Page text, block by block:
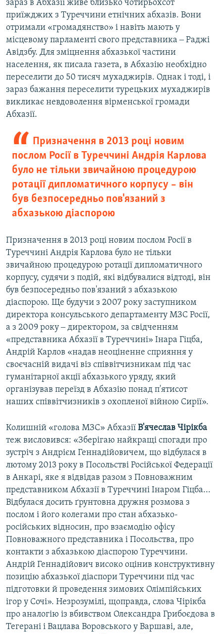
зараз в Абхазії живе близько чотирьохсот
приїжджих з Туреччини етнічних абхазів. Вони
отримали «громадянство» і навіть мають у
місцевому парламенті свого представника ‒ Раджі
Авідзбу. Для зміцнення абхазької частини
населення, як писала газета, в Абхазію необхідно
переселити до 50 тисяч мухаджирів. Однак і тоді, і
зараз бажання переселити турецьких мухаджирів
викликає невдоволення вірменської громади
Абхазії.
Призначення в 2013 році новим
послом Росії в Туреччині Андрія Карлова
було не тільки звичайною процедурою
ротації дипломатичного корпусу – він
був безпосередньо пов'язаний з
абхазькою діаспорою
Призначення в 2013 році новим послом Росії в
Туреччині Андрія Карлова було не тільки
звичайною процедурою ротації дипломатичного
корпусу, судячи з подій, які відбувалися відтоді, він
був безпосередньо пов'язаний з абхазькою
діаспорою. Ще будучи з 2007 року заступником
директора консульського департаменту МЗС Росії,
а з 2009 року ‒ директором, за свідченням
«представника Абхазії в Туреччині» Інара Гіцба,
Андрій Карлов «надав неоціненне сприяння у
своєчасній видачі віз співвітчизникам під час
гуманітарної акції абхазького уряду, який
організував переїзд в Абхазію понад п'ятисот
наших співвітчизників з охопленої війною Сирії».
Колишній «голова МЗС» Абхазії В'ячеслав Чірікба
теж висловився: «Зберігаю найкращі спогади про
зустріч з Андрієм Геннадійовичем, що відбулася в
лютому 2013 року в Посольстві Російської Федерації
в Анкарі, яке я відвідав разом з Повноважним
представником Абхазії в Туреччині Інаром Гіцба...
Відбулася досить ґрунтовна дружня розмова з
послом і його колегами про стан абхазько-
російських відносин, про взаємодію офісу
Повноважного представника і Посольства, про
контакти з абхазькою діаспорою Туреччини.
Андрій Геннадійович високо оцінив конструктивну
позицію абхазької діаспори Туреччини під час
підготовки й проведення зимових Олімпійських
ігор у Сочі». Незрозумілі, щоправда, слова Чірікба
про аналогію із вбивством Олександра Грибоєдова в
Тегерані і Вацлава Воровського у Варшаві, але,